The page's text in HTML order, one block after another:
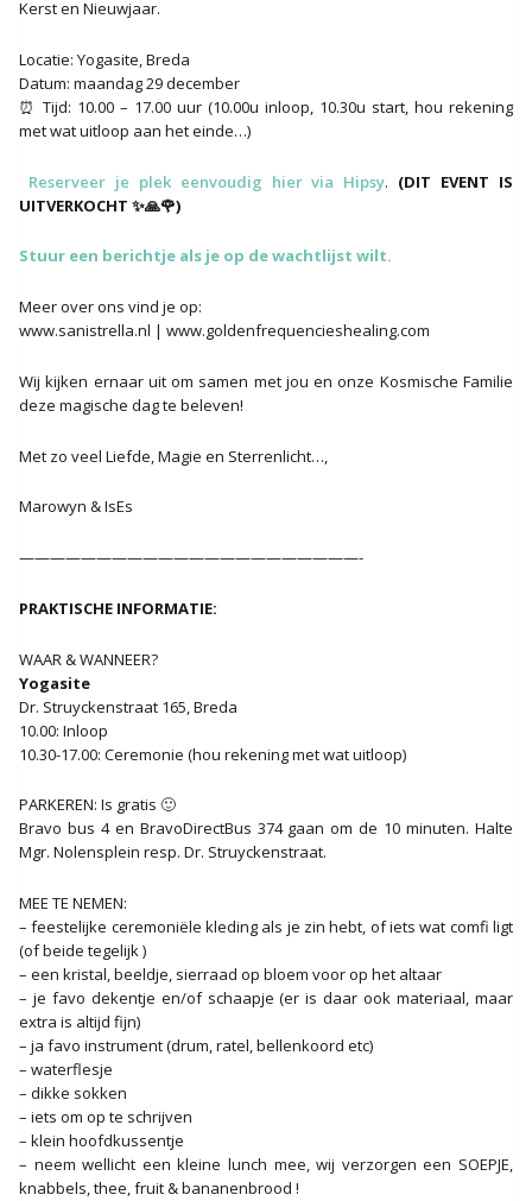
Kerst en Nieuwjaar.
Locatie: Yogasite, Breda
Datum: maandag 29 december
⏰ Tijd: 10.00 – 17.00 uur (10.00u inloop, 10.30u start, hou rekening
met wat uitloop aan het einde…)
Reserveer je plek eenvoudig hier via Hipsy. (DIT EVENT IS
UITVERKOCHT ✨🙏🌹)
Stuur een berichtje als je op de wachtlijst wilt.
Meer over ons vind je op:
www.sanistrella.nl | www.goldenfrequencieshealing.com
Wij kijken ernaar uit om samen met jou en onze Kosmische Familie
deze magische dag te beleven!
Met zo veel Liefde, Magie en Sterrenlicht…,
Marowyn & IsEs
——————————————————————-
PRAKTISCHE INFORMATIE:
WAAR & WANNEER?
Yogasite
Dr. Struyckenstraat 165, Breda
10.00: Inloop
10.30-17.00: Ceremonie (hou rekening met wat uitloop)
PARKEREN: Is gratis 🙂
Bravo bus 4 en BravoDirectBus 374 gaan om de 10 minuten. Halte
Mgr. Nolensplein resp. Dr. Struyckenstraat.
MEE TE NEMEN:
– feestelijke ceremoniële kleding als je zin hebt, of iets wat comfi ligt
(of beide tegelijk )
– een kristal, beeldje, sierraad op bloem voor op het altaar
– je favo dekentje en/of schaapje (er is daar ook materiaal, maar
extra is altijd fijn)
– ja favo instrument (drum, ratel, bellenkoord etc)
– waterflesje
– dikke sokken
– iets om op te schrijven
– klein hoofdkussentje
– neem wellicht een kleine lunch mee, wij verzorgen een SOEPJE,
knabbels, thee, fruit & bananenbrood !